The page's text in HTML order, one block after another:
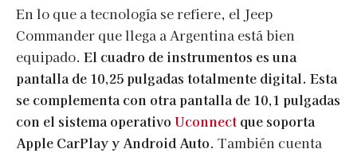
En lo que a tecnología se refiere, el Jeep
Commander que llega a Argentina está bien
equipado. El cuadro de instrumentos es una
pantalla de 10,25 pulgadas totalmente digital. Esta
se complementa con otra pantalla de 10,1 pulgadas
con el sistema operativo Uconnect que soporta
Apple CarPlay y Android Auto. También cuenta